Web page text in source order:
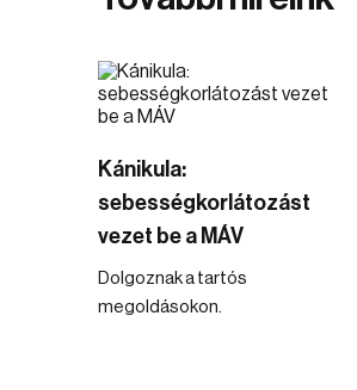
Kánikula:
sebességkorlátozást
vezet be a MÁV
Dolgoznak a tartós
megoldásokon.